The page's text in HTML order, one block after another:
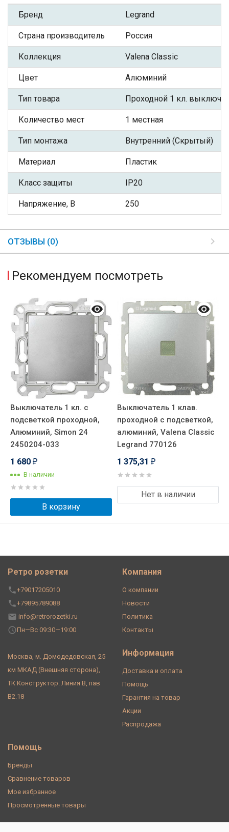
Бренд Legrand
Страна производитель Россия
Коллекция Valena Classic
Цвет Алюминий
Тип товара Проходной 1 кл.
Количество мест 1 местная
Тип монтажа Внутренний (Скрытый)
Материал Пластик
Класс защиты IP20
Напряжение, В 250
ОТЗЫВЫ (0)
Рекомендуем посмотреть
Выключатель 1 кл. с
подсветкой проходной,
Алюминий, Simon 24
2450204-033
1 680 ₽
В наличии
В корзину
Выключатель 1 клав.
проходной с подсветкой,
алюминий, Valena Classic
Legrand 770126
1 375,31 ₽
Нет в наличии
Ретро розетки
+79017205010
+79895789088
info@retrorozetki.ru
Пн—Вс 09:30—19:00
Москва, м. Домодедовская, 25
км МКАД (Внешняя сторона),
ТК Конструктор. Линия В, пав
В2.18
Компания
О компании
Новости
Политика
Контакты
Информация
Доставка и оплата
Помощь
Гарантия на товар
Акции
Распродажа
Помощь
Бренды
Сравнение товаров
Мое избранное
Просмотренные товары